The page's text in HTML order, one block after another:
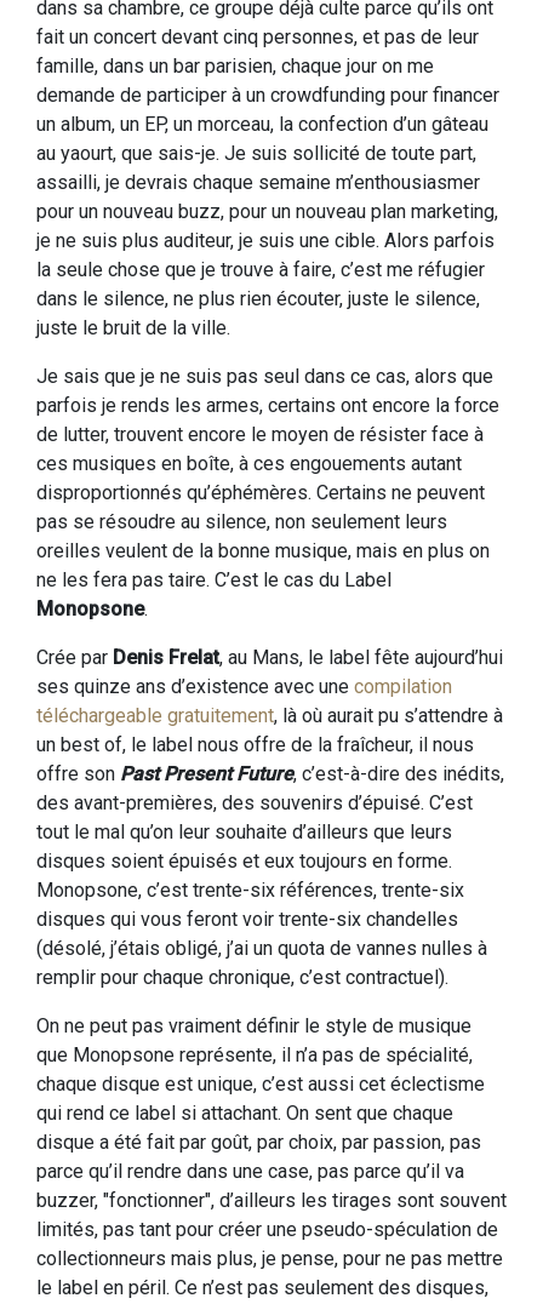
dans sa chambre, ce groupe déjà culte parce qu’ils ont
fait un concert devant cinq personnes, et pas de leur
famille, dans un bar parisien, chaque jour on me
demande de participer à un crowdfunding pour financer
un album, un EP, un morceau, la confection d’un gâteau
au yaourt, que sais-je. Je suis sollicité de toute part,
assailli, je devrais chaque semaine m’enthousiasmer
pour un nouveau buzz, pour un nouveau plan marketing,
je ne suis plus auditeur, je suis une cible. Alors parfois
la seule chose que je trouve à faire, c’est me réfugier
dans le silence, ne plus rien écouter, juste le silence,
juste le bruit de la ville.
Je sais que je ne suis pas seul dans ce cas, alors que
parfois je rends les armes, certains ont encore la force
de lutter, trouvent encore le moyen de résister face à
ces musiques en boîte, à ces engouements autant
disproportionnés qu’éphémères. Certains ne peuvent
pas se résoudre au silence, non seulement leurs
oreilles veulent de la bonne musique, mais en plus on
ne les fera pas taire. C’est le cas du Label
Monopsone.
Crée par Denis Frelat, au Mans, le label fête aujourd’hui
ses quinze ans d’existence avec une compilation
téléchargeable gratuitement, là où aurait pu s’attendre à
un best of, le label nous offre de la fraîcheur, il nous
offre son Past Present Future, c’est-à-dire des inédits,
des avant-premières, des souvenirs d’épuisé. C’est
tout le mal qu’on leur souhaite d’ailleurs que leurs
disques soient épuisés et eux toujours en forme.
Monopsone, c’est trente-six références, trente-six
disques qui vous feront voir trente-six chandelles
(désolé, j’étais obligé, j’ai un quota de vannes nulles à
remplir pour chaque chronique, c’est contractuel).
On ne peut pas vraiment définir le style de musique
que Monopsone représente, il n’a pas de spécialité,
chaque disque est unique, c’est aussi cet éclectisme
qui rend ce label si attachant. On sent que chaque
disque a été fait par goût, par choix, par passion, pas
parce qu’il rendre dans une case, pas parce qu’il va
buzzer, "fonctionner", d’ailleurs les tirages sont souvent
limités, pas tant pour créer une pseudo-spéculation de
collectionneurs mais plus, je pense, pour ne pas mettre
le label en péril. Ce n’est pas seulement des disques,